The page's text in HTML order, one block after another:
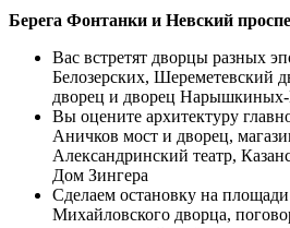
Берега Фонтанки и Невский
Вас встретят дворцы разных
Белозерских, Шереметевский
дворец и дворец
Вы оцените архитектуру
Аничков мост и дворец,
Александринский театр,
Дом Зингера
Сделаем остановку на
Михайловского дворца,